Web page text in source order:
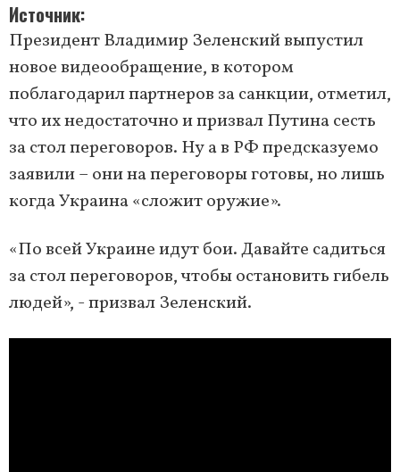
Источник
Президент Владимир Зеленский выпустил
новое видеообращение, в котором
поблагодарил партнеров за санкции, отметил,
что их недостаточно и призвал Путина сесть
за стол переговоров. Ну а в РФ предсказуемо
заявили – они на переговоры готовы, но лишь
когда Украина «сложит оружие».
«По всей Украине идут бои. Давайте садиться
за стол переговоров, чтобы остановить гибель
людей», - призвал Зеленский.